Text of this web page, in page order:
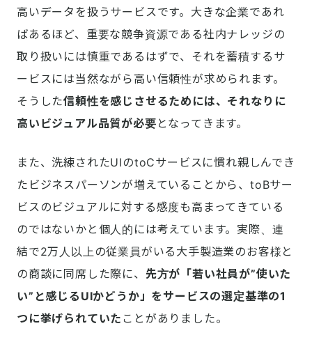
高いデータを扱うサービスです。大きな企業であれ
ばあるほど、重要な競争資源である社内ナレッジの
取り扱いには慎重であるはずで、それを蓄積するサ
ービスには当然ながら高い信頼性が求められます。
そうした信頼性を感じさせるためには、それなりに
高いビジュアル品質が必要 となってきます。
また、洗練されたUIのtoCサービスに慣れ親しんでき
たビジネスパーソンが増えていることから、toBサー
ビスのビジュアルに対する感度も高まってきている
のではないかと個人的には考えています。実際、連
結で2万人以上の従業員がいる大手製造業のお客様と
の商談に同席した際に、 先方が「若い社員が”使いた
い”と感じるUIかどうか」をサービスの選定基準の1
つに挙げられていた ことがありました。